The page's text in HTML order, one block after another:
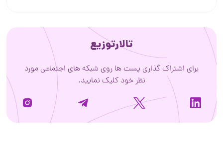
تالارتوزیع
برای اشتراک گذاری پست ها روی شبکه های اجتماعی مورد
نظر خود کلیک نمایید.